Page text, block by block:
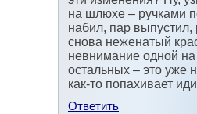
на шлюхе – ручками
набил, пар выпустил,
снова неженатый
невнимание одной
остальных – это уже
как-то попахивает
Ответить